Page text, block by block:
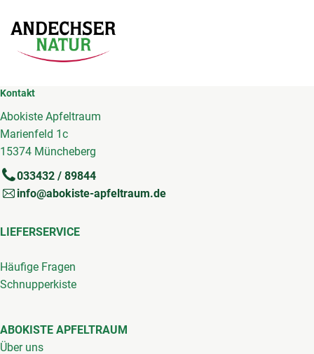
Kontakt
Abokiste Apfeltraum
Marienfeld 1c
15374 Müncheberg
033432 / 89844
info@abokiste-apfeltraum.de
LIEFERSERVICE
Häufige Fragen
Schnupperkiste
ABOKISTE APFELTRAUM
Über uns